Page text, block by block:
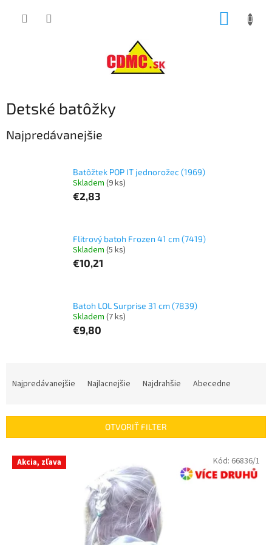
Detské batôžky
Najpredávanejšie
Batôžtek POP IT jednorožec (1969)
Skladem (9 ks)
€2,83
Flitrový batoh Frozen 41 cm (7419)
Skladem (5 ks)
€10,21
Batoh LOL Surprise 31 cm (7839)
Skladem (7 ks)
€9,80
i
Najpredávanejšie Najlacnejšie Najdrahšie Abecedne
OTVORIŤ FILTER
V Akcia, zľava Kód: 66836/1